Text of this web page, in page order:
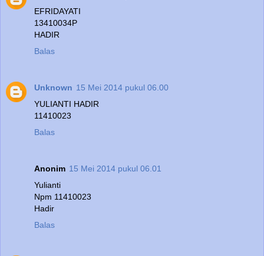
EFRIDAYATI
13410034P
HADIR
Balas
Unknown 15 Mei 2014 pukul 06.00
YULIANTI HADIR
11410023
Balas
Anonim 15 Mei 2014 pukul 06.01
Yulianti
Npm 11410023
Hadir
Balas